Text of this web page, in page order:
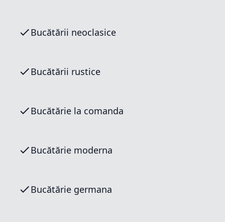
Bucătării neoclasice
Bucătării rustice
Bucătărie la comanda
Bucătărie moderna
Bucătărie germana